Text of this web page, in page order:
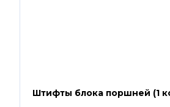
Штифты блока поршней (1